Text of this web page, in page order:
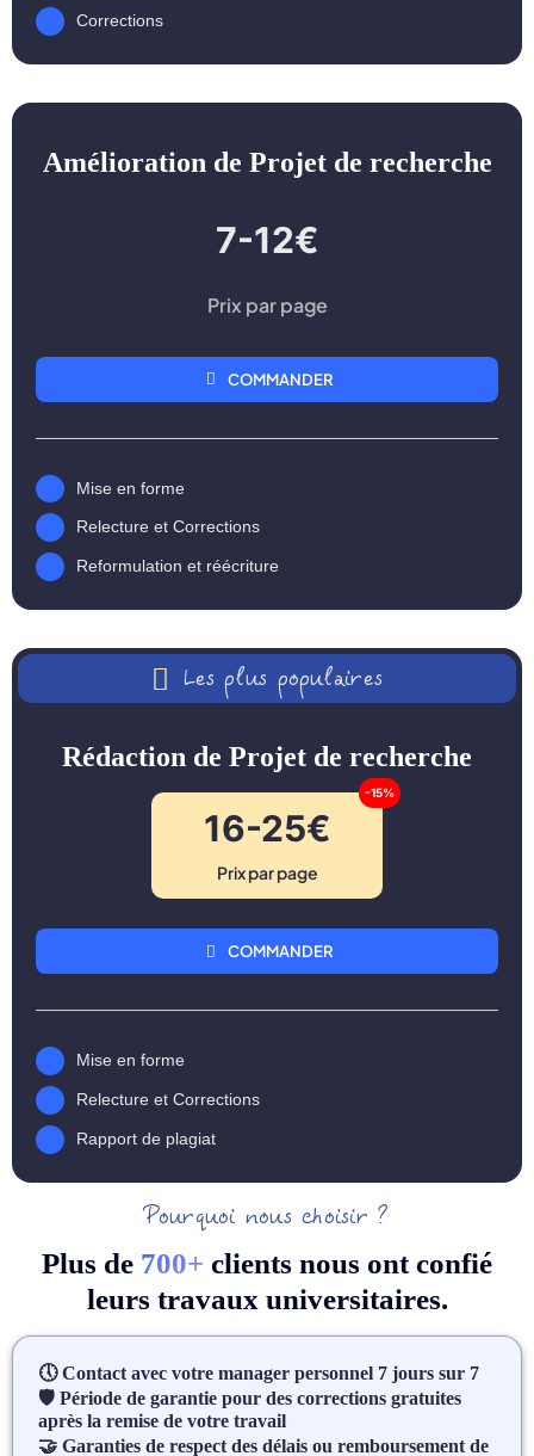
Corrections
Amélioration de Projet de recherche
7-12€
Prix par page
COMMANDER
Mise en forme
Relecture et Corrections
Reformulation et réécriture
Les plus populaires
Rédaction de Projet de recherche
16-25€
Prix par page
-15%
COMMANDER
Mise en forme
Relecture et Corrections
Rapport de plagiat
Pourquoi nous choisir ?
Plus de 700+ clients nous ont confié
leurs travaux universitaires.
🕔 Contact avec votre manager personnel 7 jours sur 7
🛡 Période de garantie pour des corrections gratuites
après la remise de votre travail
🤝 Garanties de respect des délais ou remboursement de